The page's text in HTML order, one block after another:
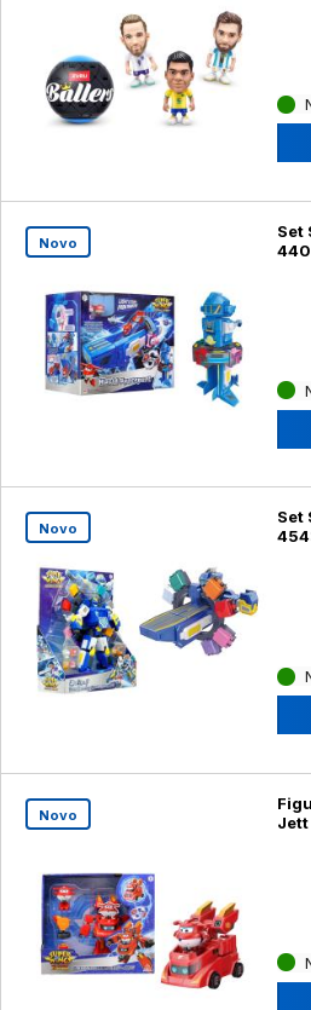
Novo
Set
Novo
Set
Novo
Jett